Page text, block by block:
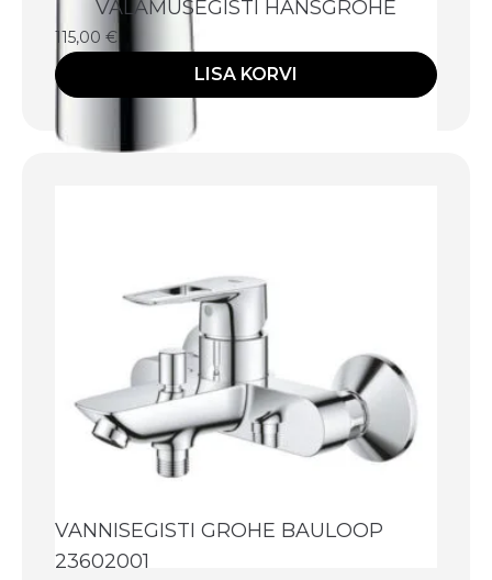
VALAMUSEGISTI HANSGROHE
115,00 €
LISA KORVI
VANNISEGISTI GROHE BAULOOP
23602001